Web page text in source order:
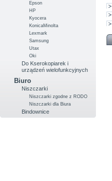
Epson
HP
Kyocera
KonicaMinolta
Lexmark
Samsung
Utax
Oki
Do Kserokopiarek i
urządzeń wielofunkcyjnych
Biuro
Niszczarki
Niszczarki zgodne z RODO
Niszczarki dla Biura
Bindownice